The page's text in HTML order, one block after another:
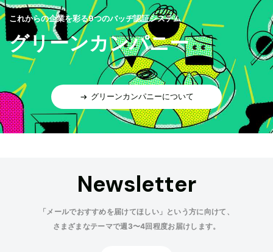
これからの企業を彩る9つのバッヂ認証システム
グリーンカンパニー
グリーンカンパニーについて
Newsletter
「メールでおすすめを届けてほしい」という方に向けて、
さまざまなテーマで週3〜4回程度お届けします。